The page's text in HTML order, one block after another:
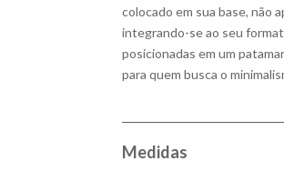
colocado em sua base, não
integrando-se ao seu
posicionadas em um
para quem busca o
Medidas